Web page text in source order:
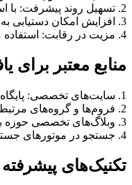
2. تسهیل روند پیشرفت: با استفاده از این سکه‌ها می‌توانید سریع‌تر به مقاصد خود در بازی نائل شوید.
3. افزایش امکان دستیابی به منابع و ارتقاهای بیشتر: در اختیار داشتن سکه‌های اضافی به شما اجازه می‌دهد منابع بیشتری خریداری کرده و همستر خود را با سرعت بیشتری ارتقا دهید.
4. مزیت در رقابت: استفاده مداوم از کدهای مورس روزانه می‌تواند برتری چشمگیری نسبت به سایر بازیکنان به شما ببخشد.
منابع معتبر برای
1. سایت‌های تخصصی: پایگاه‌هایی نظیر آمیرزا معمولاً کدهای روزانه را به سرعت منتشر می‌سازند.
2. فروم‌ها و گروه‌های مرتبط با بازی: در این اجتماعات، بازیکنان غالباً کدها را با یکدیگر به اشتراک می‌گذارند.
3. وبلاگ‌های تخصصی حوزه بازی: این منابع اغلب اطلاعات به‌روز درباره بازی‌ها، از جمله کدهای مورس همستر کامبت را ارائه می‌دهند.
4. جستجو در موتورهای جستجو و شبکه‌های اجتماعی: با استفاده از کلیدواژه‌های مرتبط مانند “کد مورس امروز همستر کامبت” می‌توانید به سرعت کد روز را بیابید.
تکنیک‌های